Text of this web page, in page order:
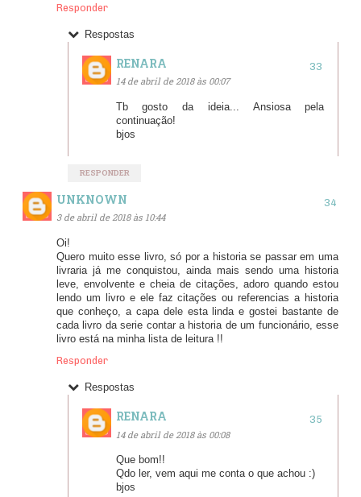
Responder
Respostas
RENARA
14 de abril de 2018 às 00:07
Tb gosto da ideia... Ansiosa pela
continuação!
bjos
RESPONDER
UNKNOWN
3 de abril de 2018 às 10:44
Oi!
Quero muito esse livro, só por a historia se passar em uma
livraria já me conquistou, ainda mais sendo uma historia
leve, envolvente e cheia de citações, adoro quando estou
lendo um livro e ele faz citações ou referencias a historia
que conheço, a capa dele esta linda e gostei bastante de
cada livro da serie contar a historia de um funcionário, esse
livro está na minha lista de leitura !!
Responder
Respostas
RENARA
14 de abril de 2018 às 00:08
Que bom!!
Qdo ler, vem aqui me conta o que achou :)
bjos